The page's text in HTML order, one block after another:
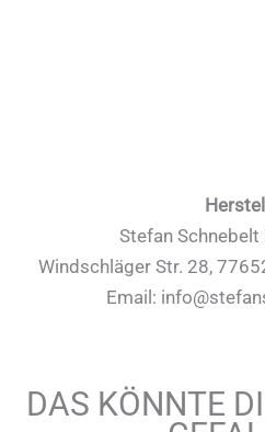
Stefan
Windschläger Str. 28,
Email:
DAS KÖNNTE